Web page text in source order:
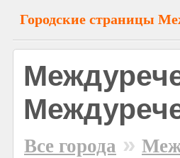
Городские страницы
Все города »